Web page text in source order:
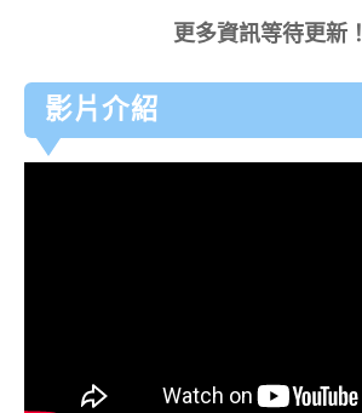
更多資訊等待更新！
影片介紹